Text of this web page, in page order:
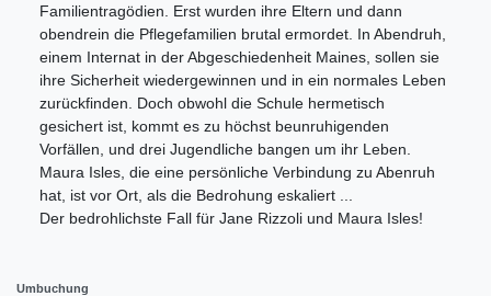
Familientragödien. Erst wurden ihre Eltern und dann
obendrein die Pflegefamilien brutal ermordet. In Abendruh,
einem Internat in der Abgeschiedenheit Maines, sollen sie
ihre Sicherheit wiedergewinnen und in ein normales Leben
zurückfinden. Doch obwohl die Schule hermetisch
gesichert ist, kommt es zu höchst beunruhigenden
Vorfällen, und drei Jugendliche bangen um ihr Leben.
Maura Isles, die eine persönliche Verbindung zu Abenruh
hat, ist vor Ort, als die Bedrohung eskaliert ...
Der bedrohlichste Fall für Jane Rizzoli und Maura Isles!
Umbuchung